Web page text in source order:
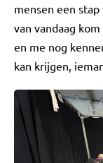
mensen een
van vandaag
en me nog
kan krijgen,